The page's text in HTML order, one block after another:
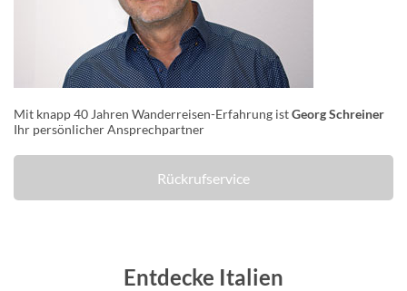
Mit knapp 40 Jahren Wanderreisen-Erfahrung istGeorg Schreiner
Ihr persönlicher Ansprechpartner
Rückrufservice
Entdecke Italien